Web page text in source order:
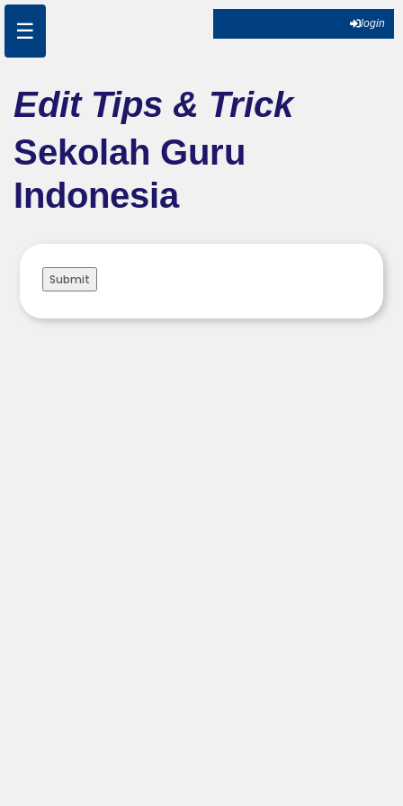
☰ login
Edit Tips & Trick
Sekolah Guru
Indonesia
Submit